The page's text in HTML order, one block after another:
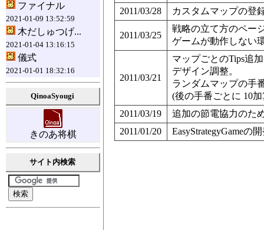
ファイナル
2021-01-09 13:52:59
木だしゅつげ...
2021-01-04 13:16:15
儀式
2021-01-01 18:32:16
QinoaSyougi
きのあ将棋
サイト内検索
2011/03/28
カスタムマップの登
2011/03/25
戦略の立て方のペー
ゲームが動作しない
2011/03/21
マップごとのTips追
デザイン調整。
ランダムマップの手
(後の手番ごとに 10
2011/03/19
追加の節電協力のた
2011/01/20
EasyStrategyGameの